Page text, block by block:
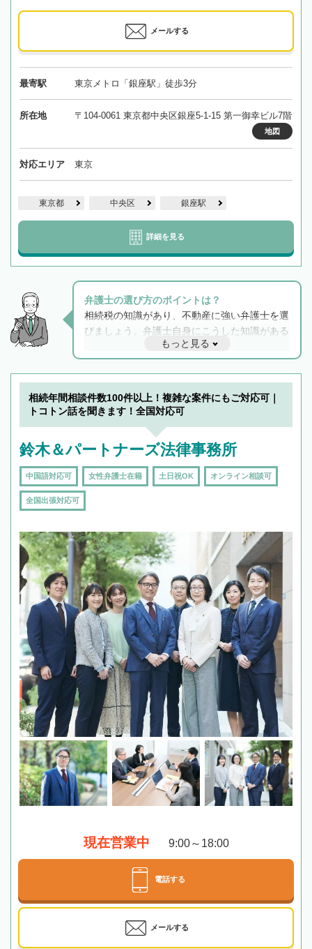
メールする
最寄駅 東京メトロ「銀座駅」徒歩3分
所在地 〒104-0061 東京都中央区銀座5-1-15 第一御幸ビル7階
地図
対応エリア 東京
東京都 中央区 銀座駅
詳細を見る
弁護士の選び方のポイントは？
相続税の知識があり、不動産に強い弁護士を選
びましょう。弁護士自身にこうした知識がある
と他士業との連携もスムーズに進み、トラブル
解決のみならず相続をトータルで任せることが
できます。また、相続は感情がからむ分野なの
でフィーリングも重要です。実際に電話や面談
で複数の弁護士と会話をしてウマが合う方に依
もっと見る
相続年間相談件数100件以上！複雑な案件にもご対応可｜
トコトン話を聞きます！全国対応可
鈴木＆パートナーズ法律事務所
中国語対応可 女性弁護士在籍 土日祝OK オンライン相談可
全国出張対応可
現在営業中 9:00～18:00
電話する
メールする